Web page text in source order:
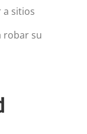
sitios
robar su